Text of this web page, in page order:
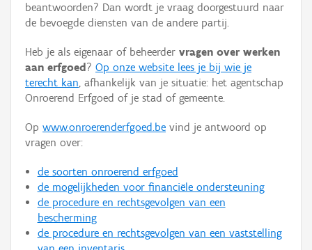
Persoon of collectief
Hergebruik
Aanmelden
beantwoorden? Dan wordt je vraag doorgestuurd naar
de bevoegde diensten van de andere partij.
Heb je als eigenaar of beheerder vragen over werken
aan erfgoed ? Op onze website lees je bij wie je
terecht kan, afhankelijk van je situatie: het agentschap
Onroerend Erfgoed of je stad of gemeente.
Op www.onroerenderfgoed.be vind je antwoord op
vragen over:
de soorten onroerend erfgoed
de mogelijkheden voor financiële ondersteuning
de procedure en rechtsgevolgen van een
bescherming
de procedure en rechtsgevolgen van een vaststelling